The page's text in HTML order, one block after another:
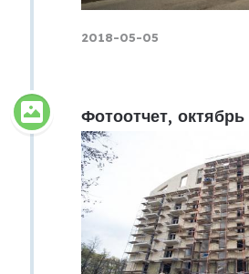
2018-05-05
Фотоотчет, октябрь